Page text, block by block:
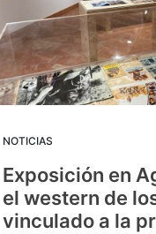
NOTICIAS
Exposición en
el western de
vinculado a la